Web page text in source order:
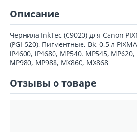
Описание
Чернила InkTec (C9020) для Canon
(PGI-520), Пигментные, Bk, 0,5 л
iP4600, iP4680, MP540, MP545,
MP980, MP988, MX860, MX868
Отзывы о товаре